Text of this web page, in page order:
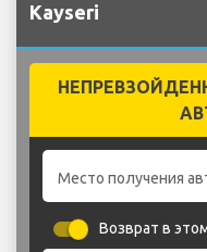
Kayseri
Место получения
Возврат в